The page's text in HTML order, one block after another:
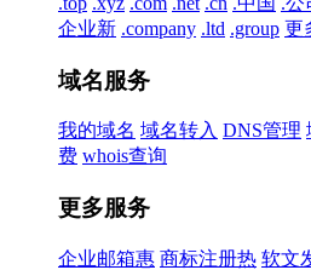
企业新 .company .ltd .group 更
域名服务
我的域名 域名转入 DNS管理
费 whois查询
更多服务
企业邮箱惠 商标注册热 软文